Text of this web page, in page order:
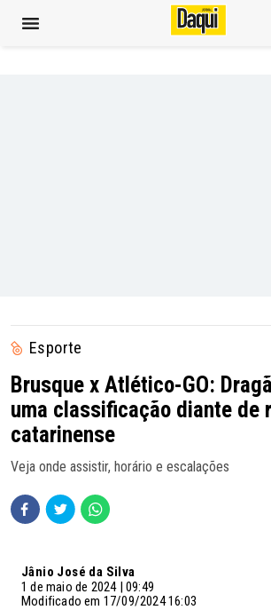
Esporte
Brusque x Atlético-GO:
uma classificação diante de
catarinense
Veja onde assistir, horário e escalações
Jânio José da Silva
1 de maio de 2024 | 09:49
Modificado em 17/09/2024 16:03